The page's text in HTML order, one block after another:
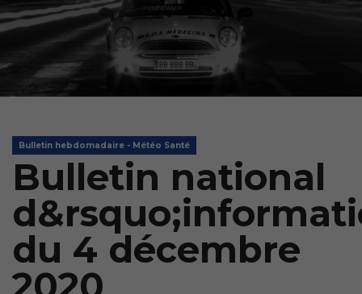
Bulletin hebdomadaire - Météo Santé
Bulletin national
du 4 décembre